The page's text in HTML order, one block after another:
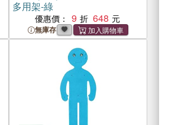
多用架-綠
優惠價： 9 648
無庫存